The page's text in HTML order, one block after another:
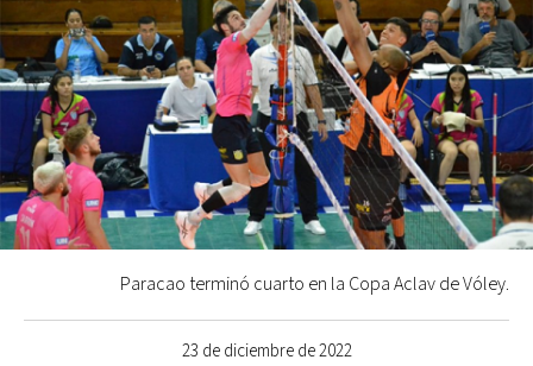
23 de diciembre de 2022
Paracao terminó cuarto en la Copa Aclav de Vóley.